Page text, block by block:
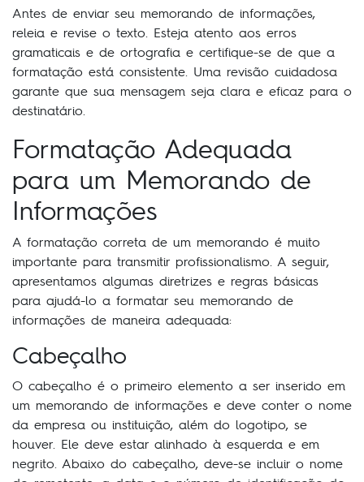
Antes de enviar seu memorando de informações,
releia e revise o texto. Esteja atento aos erros
gramaticais e de ortografia e certifique-se de que a
formatação está consistente. Uma revisão cuidadosa
garante que sua mensagem seja clara e eficaz para o
destinatário.
Formatação Adequada
para um Memorando de
Informações
A formatação correta de um memorando é muito
importante para transmitir profissionalismo. A seguir,
apresentamos algumas diretrizes e regras básicas
para ajudá-lo a formatar seu memorando de
informações de maneira adequada:
Cabeçalho
O cabeçalho é o primeiro elemento a ser inserido em
um memorando de informações e deve conter o nome
da empresa ou instituição, além do logotipo, se
houver. Ele deve estar alinhado à esquerda e em
negrito. Abaixo do cabeçalho, deve-se incluir o nome